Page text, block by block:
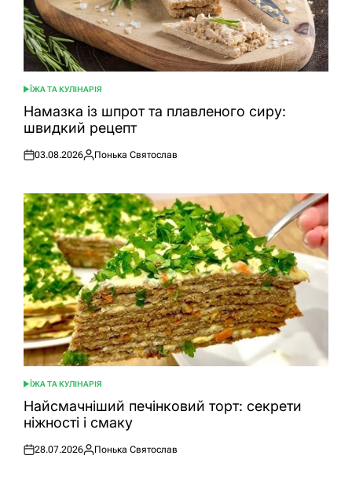
ОПУБЛІКУВАТИ
У
ЇЖА ТА КУЛІНАРІЯ
Намазка із шпрот та плавленого сиру:
швидкий рецепт
Оприлюднено
03.08.2026
Опубліковано
Понька Святослав
ОПУБЛІКУВАТИ
У
ЇЖА ТА КУЛІНАРІЯ
Найсмачніший печінковий торт: секрети
ніжності і смаку
Оприлюднено
28.07.2026
Опубліковано
Понька Святослав